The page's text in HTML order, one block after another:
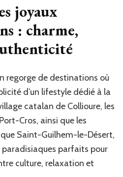
joyaux
: charme,
regorge de destinations où
d’un lifestyle dédié à la
catalan de Collioure, les
Cros, ainsi que les
Saint-Guilhem-le-Désert,
parfaits pour
culture, relaxation et